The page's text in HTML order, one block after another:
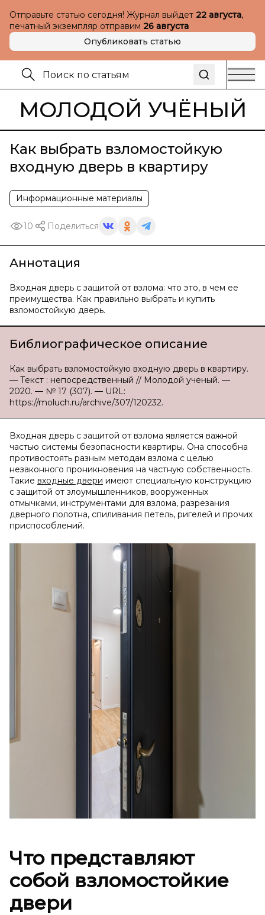
Отправьте статью сегодня! Журнал выйдет 22 августа,
печатный экземпляр отправим 26 августа
Опубликовать статью
МОЛОДОЙ УЧЁНЫЙ
Как выбрать взломостойкую
входную дверь в квартиру
Информационные материалы
10 Поделиться
Аннотация
Входная дверь с защитой от взлома: что это, в чем ее
преимущества. Как правильно выбрать и купить
взломостойкую дверь.
Библиографическое описание
Как выбрать взломостойкую входную дверь в квартиру.
— Текст : непосредственный // Молодой ученый. —
2020. — № 17 (307). — URL:
https://moluch.ru/archive/307/120232.
Входная дверь с защитой от взлома является важной
частью системы безопасности квартиры. Она способна
противостоять разным методам взлома с целью
незаконного проникновения на частную собственность.
Такие входные двери имеют специальную конструкцию
с защитой от злоумышленников, вооруженных
отмычками, инструментами для взлома, разрезания
дверного полотна, спиливания петель, ригелей и прочих
приспособлений.
Что представляют
собой взломостойкие
двери